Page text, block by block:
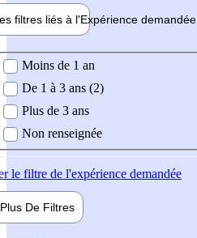
filtres liés à l'Expérience demandée
demandée
Moins de 1 an
De 1 à 3 ans (2)
Plus de 3 ans
Non renseignée
le filtre de l'expérience demandée
Plus De Filtres